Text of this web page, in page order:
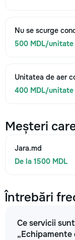
Nu se scurge
500 MDL/unitate
Unitatea de aer
400 MDL/unitate
Meșteri
Jara.md
De la 1500 MDL
Întrebări
Ce servicii
„Echipamente